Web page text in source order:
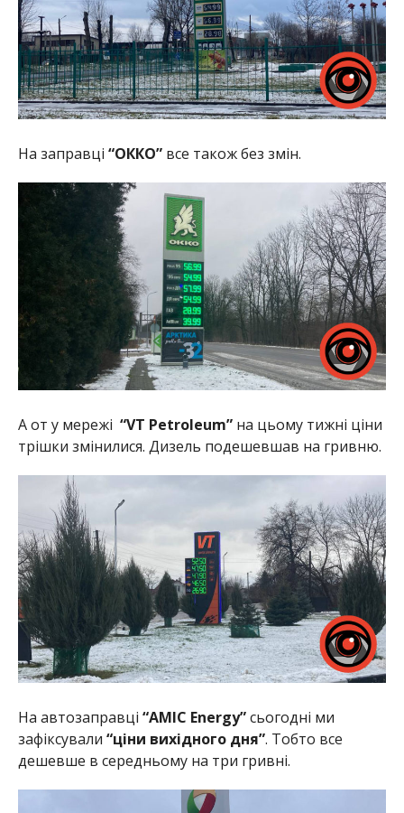
На заправці “ОККО”все також без змін.
А от у мережі “VT Petroleum”на цьому тижні ціни
трішки змінилися. Дизель подешевшав на гривню.
На автозаправці “AMIC Energy”сьогодні ми
зафіксували “ціни вихідного дня”. Тобто все
дешевше в середньому на три гривні.